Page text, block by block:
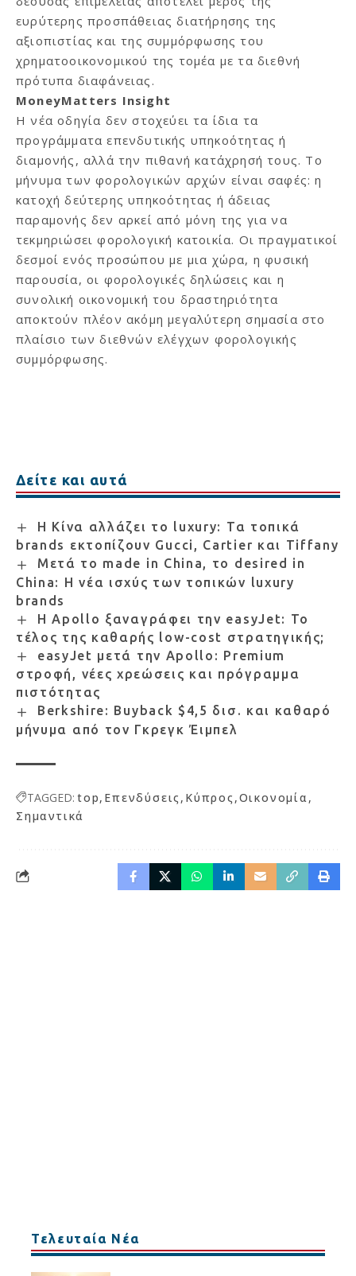
ευρύτερης προσπάθειας διατήρησης της
αξιοπιστίας και της συμμόρφωσης του
χρηματοοικονομικού της τομέα με τα διεθνή
πρότυπα διαφάνειας.
MoneyMatters Insight
Η νέα οδηγία δεν στοχεύει τα ίδια τα
προγράμματα επενδυτικής υπηκοότητας ή
διαμονής, αλλά την πιθανή κατάχρησή τους. Το
μήνυμα των φορολογικών αρχών είναι σαφές: η
κατοχή δεύτερης υπηκοότητας ή άδειας
παραμονής δεν αρκεί από μόνη της για να
τεκμηριώσει φορολογική κατοικία. Οι πραγματικοί
δεσμοί ενός προσώπου με μια χώρα, η φυσική
παρουσία, οι φορολογικές δηλώσεις και η
συνολική οικονομική του δραστηριότητα
αποκτούν πλέον ακόμη μεγαλύτερη σημασία στο
πλαίσιο των διεθνών ελέγχων φορολογικής
συμμόρφωσης.
Δείτε και αυτά
Η Κίνα αλλάζει το luxury: Τα τοπικά
brands εκτοπίζουν Gucci, Cartier και Tiffany
Μετά το made in China, το desired in
China: Η νέα ισχύς των τοπικών luxury
brands
Η Apollo ξαναγράφει την easyJet: Το
τέλος της καθαρής low-cost στρατηγικής;
easyJet μετά την Apollo: Premium
στροφή, νέες χρεώσεις και πρόγραμμα
πιστότητας
Berkshire: Buyback $4,5 δισ. και καθαρό
μήνυμα από τον Γκρεγκ Έιμπελ
TAGGED: top Επενδύσεις Κύπρος Οικονομία
Σημαντικά
Τελευταία Νέα